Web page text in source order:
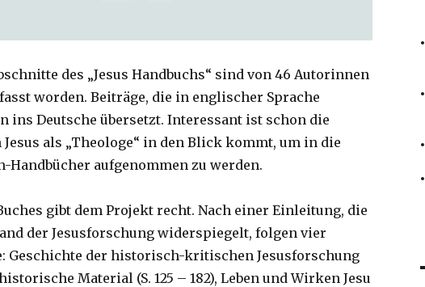
des „Jesus Handbuchs“ sind von 46 Autorinnen
worden. Beiträge, die in englischer Sprache
ins Deutsche übersetzt. Interessant ist schon die
als „Theologe“ in den Blick kommt, um in die
Handbücher aufgenommen zu werden.
gibt dem Projekt recht. Nach einer Einleitung, die
der Jesusforschung widerspiegelt, folgen vier
Geschichte der historisch-kritischen Jesusforschung
historische Material (S. 125 – 182), Leben und Wirken Jesu